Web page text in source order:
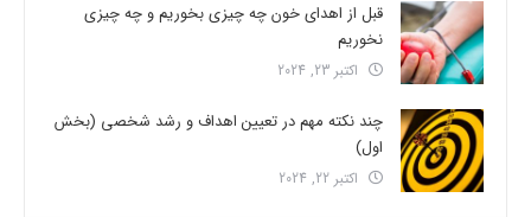
قبل از اهدای خون چه چیزی بخوریم و چه چیزی
نخوریم
اکتبر 23, 2024
چند نکته مهم در تعیین اهداف و رشد شخصی (بخش
اول)
اکتبر 22, 2024